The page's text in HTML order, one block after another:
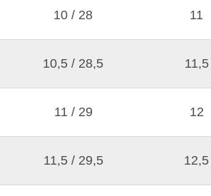
10 / 28 11
10,5 / 28,5 11,5
11 / 29 12
11,5 / 29,5 12,5